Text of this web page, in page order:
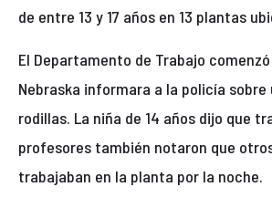
de entre 13 y 17 años en 13 plantas
El Departamento de Trabajo
Nebraska informara a la policía
rodillas. La niña de 14 años dijo que
profesores también notaron que
trabajaban en la planta por la noche.